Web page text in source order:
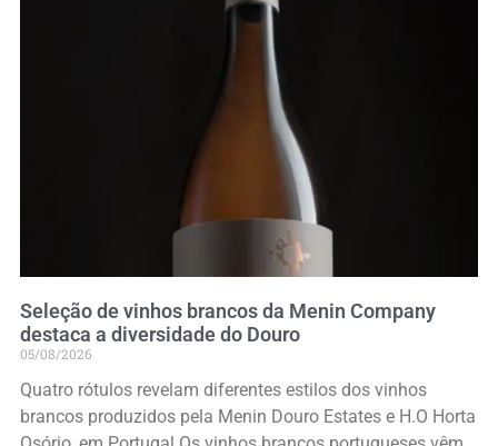
Seleção de vinhos brancos da Menin Company
destaca a diversidade do Douro
05/08/2026
Quatro rótulos revelam diferentes estilos dos vinhos
brancos produzidos pela Menin Douro Estates e H.O Horta